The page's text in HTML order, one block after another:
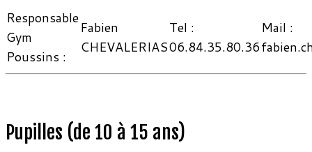
Responsable
Gym
Poussins :
Fabien
CHEVALERIAS
Tel :
06.84.35.80.36
Mail :
Pupilles (de 10 à 15 ans)